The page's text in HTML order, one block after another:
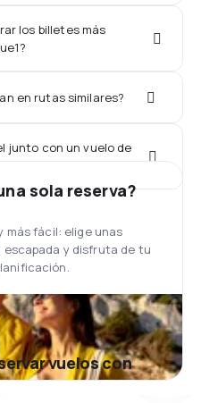
los billetes más
en rutas similares?
junto con un vuelo de
sola reserva?
más fácil: elige unas
y disfruta de tu
vuelos con